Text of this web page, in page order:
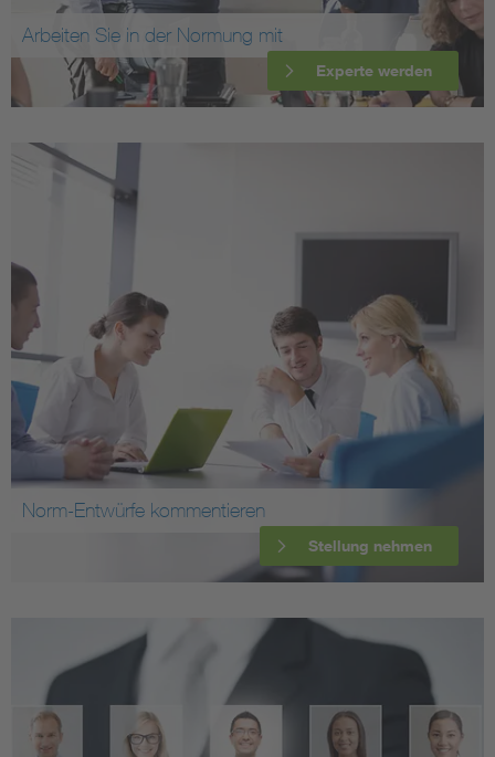
Arbeiten Sie in der Normung mit
Experte werden
Norm-Entwürfe kommentieren
Stellung nehmen